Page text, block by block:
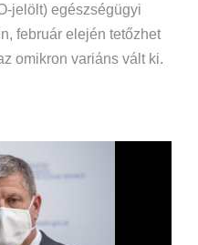
jelölt) egészségügyi
február elején tetőzhet
omikron variáns vált ki.